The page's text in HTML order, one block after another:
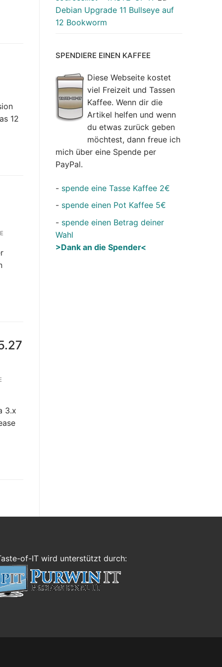
12
3.x
Debian Upgrade 11 Bullseye auf
12 Bookworm
SPENDIERE EINEN KAFFEE
Diese Webseite kostet
viel Freizeit und Tassen
Kaffee. Wenn dir die
Artikel helfen und wenn
du etwas zurück geben
möchtest, dann freue ich
mich über eine Spende per
PayPal.
- spende eine Tasse Kaffee 2€
- spende einen Pot Kaffee 5€
- spende einen Betrag deiner
Wahl
>Dank an die Spender<
of-IT wird unterstützt durch: